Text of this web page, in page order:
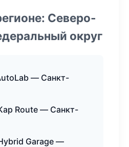
Северо-
округ
— Санкт-
Route — Санкт-
Garage —